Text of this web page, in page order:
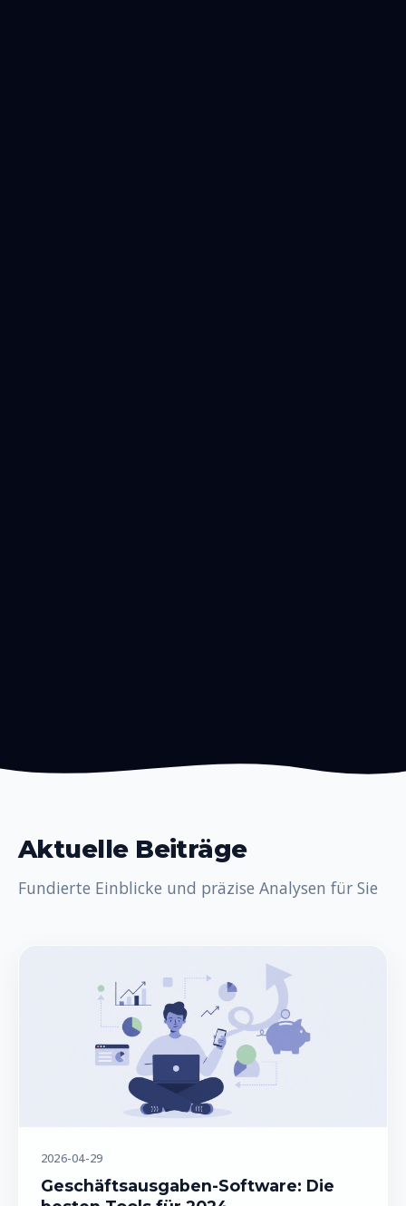
Aktuelle Beiträge
Fundierte Einblicke und präzise Analysen für Sie
2026-04-29
Geschäftsausgaben-Software: Die